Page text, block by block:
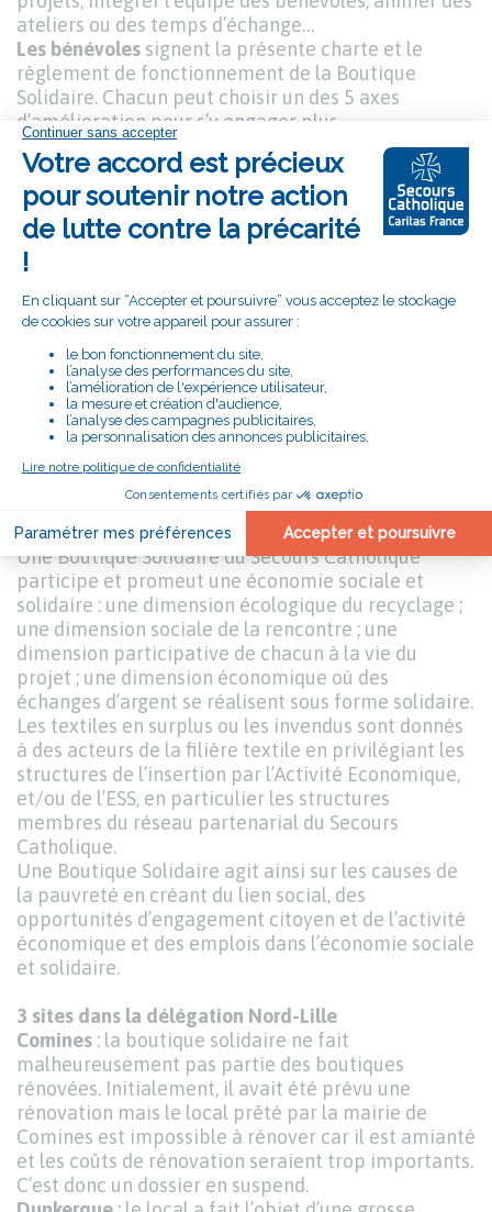
ateliers ou des temps d’échange…
Les bénévoles signent la présente charte et le
règlement de fonctionnement de la Boutique
Solidaire. Chacun peut choisir un des 5 axes
d’amélioration pour s’y engager plus
particulièrement.
Les donateurspeuvent apporter à des moments
identifiés ou des lieux précis des articles
correspondant à l’offre de la boutique (vêtements,
petite brocante…) et faire un pas de plus avec
l’équipe du Secours Catholique si cela les
intéressent.
Les partenairespeuvent orienter des personnes
d’accord avec l’équipe locale du Secours Catholique
utiliser des bons d’achats ou tout autre dispositif de
soutien financier pour accéder aux produits ou
services proposés par la boutique.
Une Boutique Solidaire promeut une dynamique
d’économie sociale et solidaire et l’éveil à la
solidarité.
Une Boutique Solidaire du Secours Catholique
participe et promeut une économie sociale et
solidaire : une dimension écologique du recyclage ;
une dimension sociale de la rencontre ; une
dimension participative de chacun à la vie du
projet ; une dimension économique où des
échanges d’argent se réalisent sous forme solidaire.
Les textiles en surplus ou les invendus sont donnés
à des acteurs de la filière textile en privilégiant les
structures de l’insertion par l’Activité Economique,
et/ou de l’ESS, en particulier les structures
membres du réseau partenarial du Secours
Catholique.
Une Boutique Solidaire agit ainsi sur les causes de
la pauvreté en créant du lien social, des
opportunités d’engagement citoyen et de l’activité
économique et des emplois dans l’économie sociale
et solidaire.
3 sites dans la délégation Nord-Lille
Comines : la boutique solidaire ne fait
malheureusement pas partie des boutiques
rénovées. Initialement, il avait été prévu une
rénovation mais le local prêté par la mairie de
Comines est impossible à rénover car il est amianté
et les coûts de rénovation seraient trop importants.
C’est donc un dossier en suspend.